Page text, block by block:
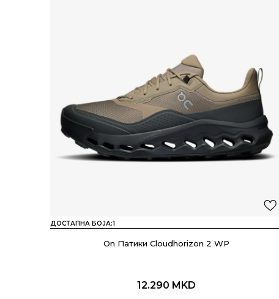
ДОСТАПНА БОЈА:1
On Патики Cloudhorizon 2 WP
12.290 MKD